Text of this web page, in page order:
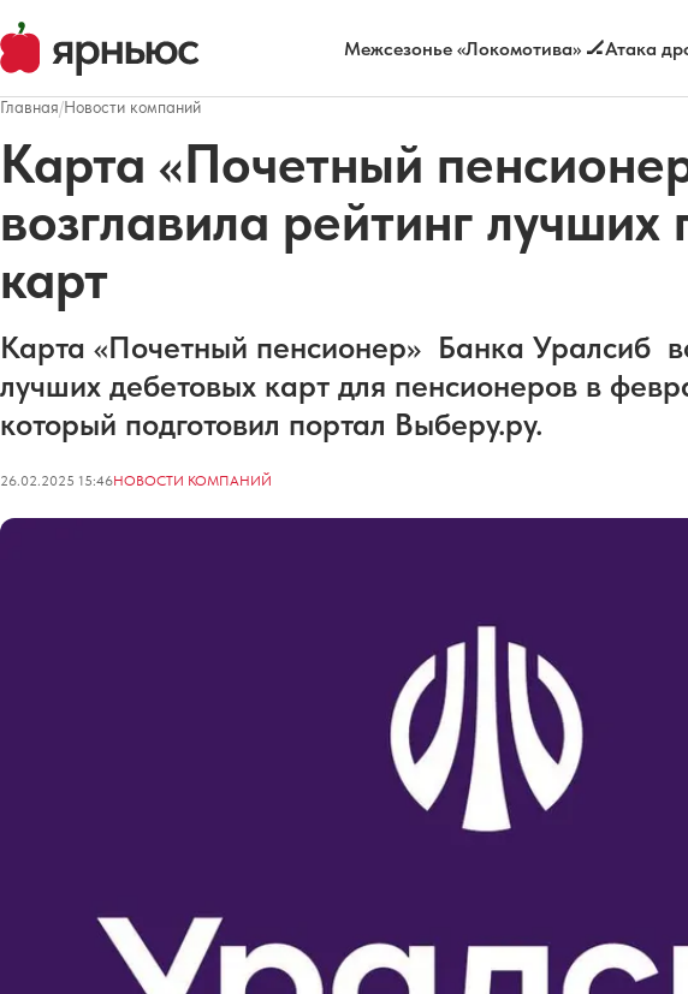
Межсезонье «Локомотива» 🏒Атака
Главная/Новости компаний
Карта «Почетный
возглавила рейтинг
карт
Карта «Почетный пенсионер» Банка Уралсиб
лучших дебетовых карт для пенсионеров в
который подготовил портал Выберу.ру.
26.02.2025 15:46НОВОСТИ КОМПАНИЙ